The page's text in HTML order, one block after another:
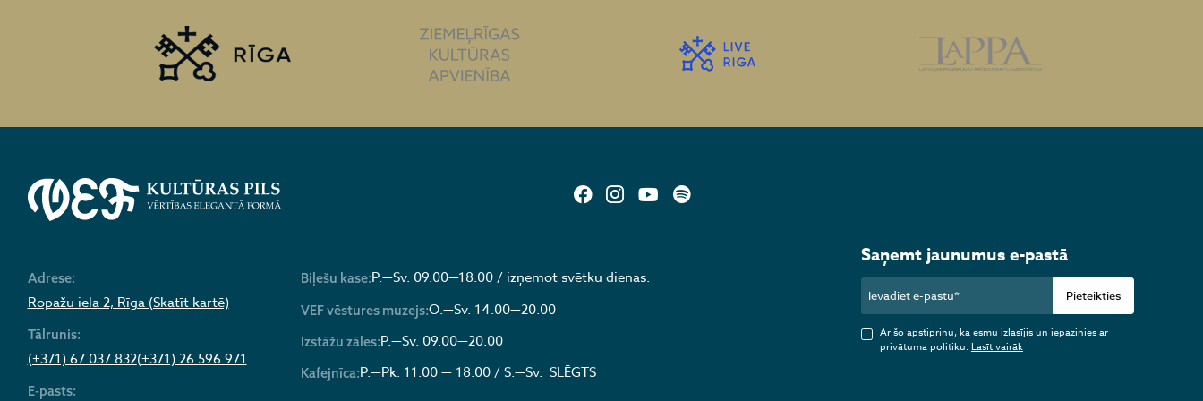
Adrese:
Ropažu iela 2, Rīga (Skatīt kartē)
Tālrunis:
(+371) 67 037 832(+371) 26 596 971
E-pasts:
Biļešu kase:P.—Sv. 09.00—18.00 / izņemot svētku dienas.
VEF vēstures muzejs:O.—Sv. 14.00—20.00
Izstāžu zāles:P.—Sv. 09.00—20.00
Kafejnīca:P.—Pk. 11.00 — 18.00 / S.—Sv. SLĒGTS
Saņemt jaunumus e-pastā
Pieteikties
Ar šo apstiprinu, ka esmu izlasījis un iepazinies ar
privātuma politiku.Lasīt vairāk